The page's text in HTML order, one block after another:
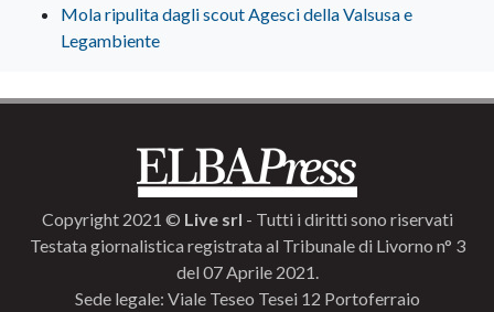
Mola ripulita dagli scout Agesci della Valsusa e
Legambiente
Copyright 2021 © Live srl - Tutti i diritti sono riservati
Testata giornalistica registrata al Tribunale di Livorno n° 3
del 07 Aprile 2021.
Sede legale: Viale Teseo Tesei 12 Portoferraio